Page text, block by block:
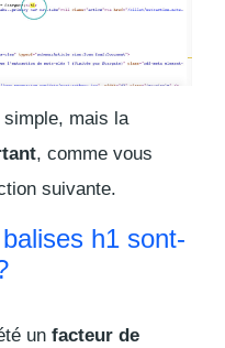
simple, mais la
, comme vous
suivante.
h1 sont-
un facteur de